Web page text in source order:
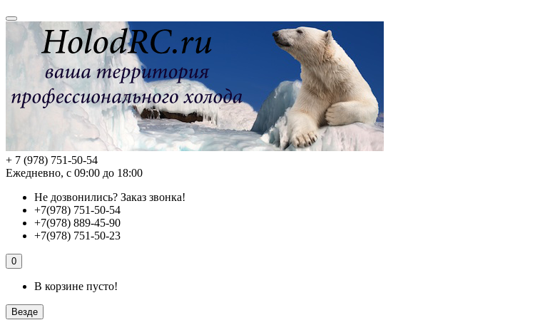
+ 7 (978) 751-50-54
Ежедневно, с 09:00 до 18:00
Не дозвонились? Заказ звонка!
+7(978) 751-50-54
+7(978) 889-45-90
+7(978) 751-50-23
0
В корзине пусто!
Везде